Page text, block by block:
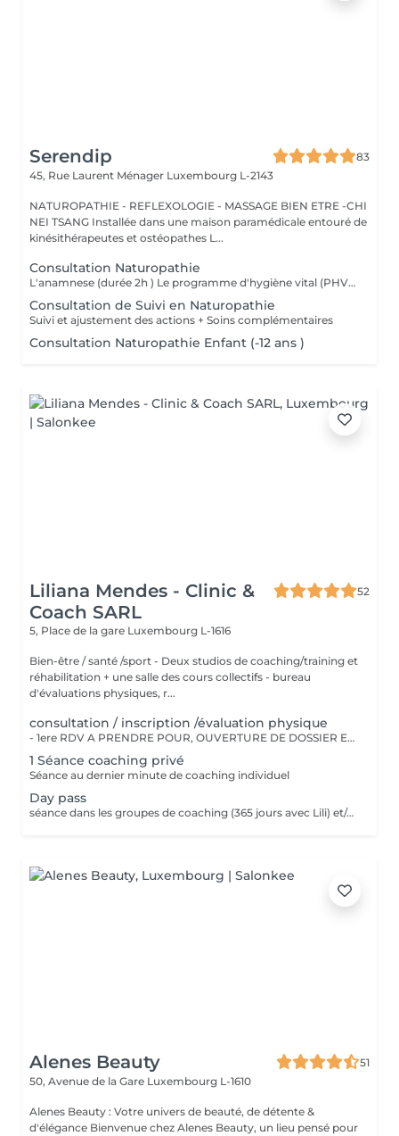
Serendip
83
45, Rue Laurent Ménager Luxembourg L-2143
NATUROPATHIE - REFLEXOLOGIE - MASSAGE BIEN ETRE -CHI
NEI TSANG Installée dans une maison paramédicale entouré de
kinésithérapeutes et ostéopathes L...
Consultation Naturopathie
L'anamnese (durée 2h ) Le programme d'hygiène vital (PHV) Je vous remettrai un programme d'hygiène vital, par mail, sous quelques jours , Il est constitué de conseils naturopathiques personnalisés et dédiés pour une prise en charge globale des différents plans de la santé (alimentation, activités physiques, gestion psycho-émotionnel) et pourra être complété selon le cas par des complémentations nutritionnelles. Nous ferons un point par téléphone afin de vous donner plus amples explications sur ces conseils.
Consultation de Suivi en Naturopathie
Suivi et ajustement des actions + Soins complémentaires
Consultation Naturopathie Enfant (-12 ans )
Liliana Mendes - Clinic &
Coach SARL
52
5, Place de la gare Luxembourg L-1616
Bien-être / santé /sport - Deux studios de coaching/training et
réhabilitation + une salle des cours collectifs - bureau
d'évaluations physiques, r...
consultation / inscription /évaluation physique
- 1ere RDV A PRENDRE POUR, OUVERTURE DE DOSSIER ET EXPLICATIONS/CONSEILS - INSCRIPTION CHEZ LILIANA MENDES CLINIC & COACH - EVALUATION PHYSIQUE ET ANAMENSE - ON PAYE UNE SEULE FOIS!!
1 Séance coaching privé
Séance au dernier minute de coaching individuel
Day pass
séance dans les groupes de coaching (365 jours avec Lili) et/ou cours collectifs Pas valable pour coaching privé !!!! Day pass
Alenes Beauty
51
50, Avenue de la Gare Luxembourg L-1610
Alenes Beauty : Votre univers de beauté, de détente &
d'élégance Bienvenue chez Alenes Beauty, un lieu pensé pour